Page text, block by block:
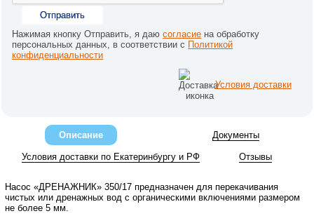
Отправить
Нажимая кнопку Отправить, я даюсогласие на обработку
персональных данных, в соответствии с Политикой
конфиденциальности
Условия доставки
Описание Документы
Условия доставки по Екатеринбургу и РФ Отзывы
Насос «ДРЕНАЖНИК» 350/17 предназначен для перекачивания
чистых или дренажных вод с органическими включениями размером
не более 5 мм.